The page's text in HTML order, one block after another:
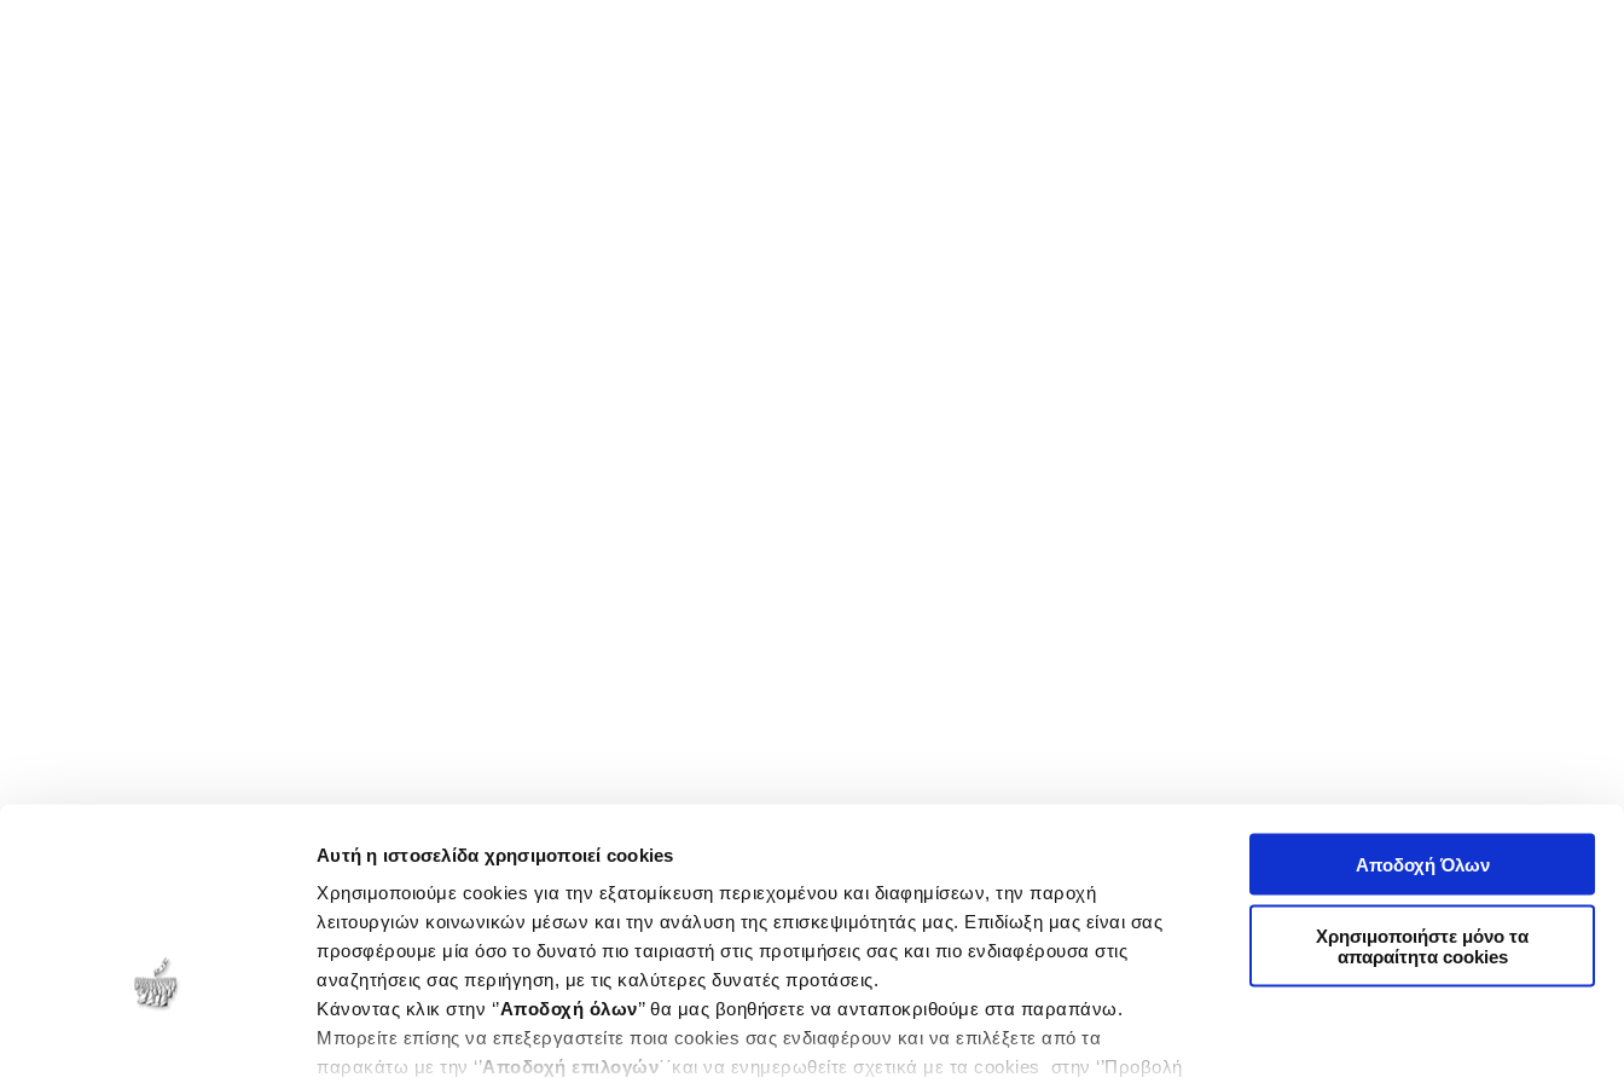
Αυτή η ιστοσελίδα χρησιμοποιεί cookies
Χρησιμοποιούμε cookies για την εξατομίκευση περιεχομένου και διαφημίσεων, την παροχή
λειτουργιών κοινωνικών μέσων και την ανάλυση της επισκεψιμότητάς μας. Επιδίωξη μας είναι σας
προσφέρουμε μία όσο το δυνατό πιο ταιριαστή στις προτιμήσεις σας και πιο ενδιαφέρουσα στις
αναζητήσεις σας περιήγηση, με τις καλύτερες δυνατές προτάσεις.
Κάνοντας κλικ στην ‘’Αποδοχή όλων’’ θα μας βοηθήσετε να ανταποκριθούμε στα παραπάνω.
Μπορείτε επίσης να επεξεργαστείτε ποια cookies σας ενδιαφέρουν και να επιλέξετε από τα
παρακάτω με την ‘’Αποδοχή επιλογών΄΄και να ενημερωθείτε σχετικά με τα cookies στην ‘’Προβολή
Αποδοχή Όλων
Χρησιμοποιήστε μόνο τα
απαραίτητα cookies